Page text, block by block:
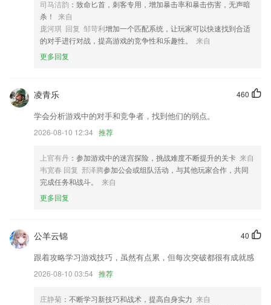
4.课文反复听，重点跟读，课文句子中英文对比复读，全面提升孩子的英
语口语。
5.让学生更好的了解各种不同的知识点，这些知识点了解更全面
6.教授讲课，理论上机题能力快速提升
新增网点和停车场入口图片，指引路线更清晰
精准项目详情联系人手机号码添加中转号功能
解决设置中 API 入口丢失问题
新增「3D塑颜」3D面部转向调整，自然重塑面部方向
阅看大字版
联系我们
对产品进行优化修改。
司马洁韵 ：致命匕首，刺客专用，增加暴击率和暴击伤害，无声暗
杀！
来自
庞河琪 回复 邹苛利增加一个匹配系统，让玩家可以快速找到合适
的对手进行对战，提高游戏的竞争性和乐趣性。
来自
更多回复
460
凌青乐
学会分析游戏中的对手和竞争者，找到他们的弱点。
2026-08-10 12:34 推荐
上官有丹 ：参加游戏中的迷宫探险，挑战难度不断提升的关卡 来自
韦宽春 回复 邢泽腾参加公会或组队活动，与其他玩家合作，共同
完成任务和战斗。
来自
更多回复
40
公羊云锦
跟着攻略学习游戏技巧，虽然有点累，但每次突破都很有成就感
2026-08-10 03:54 推荐
庄静菊 ：不断学习新技巧和战术，提高自身实力 来自